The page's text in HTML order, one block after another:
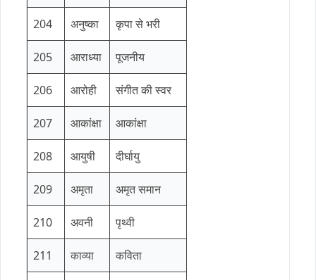
204 अनुष्का कृपा से भरी
205 आराध्या पूजनीय
206 आरोही संगीत की स्वर
207 आकांक्षा आकांक्षा
208 आयुषी दीर्घायु
209 अमृता अमृत समान
210 अवनी पृथ्वी
211 काव्या कविता